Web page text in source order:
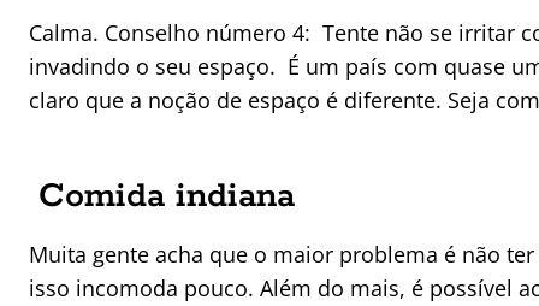
Calma. Conselho número 4: Tente não se irritar
invadindo o seu espaço. É um país com quase
claro que a noção de espaço é diferente. Seja
Comida indiana
Muita gente acha que o maior problema é não
isso incomoda pouco. Além do mais, é possível